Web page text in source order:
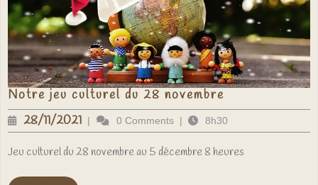
Notre jeu culturel du 28 novembreNotre
culturel
du
28
novembre
28/11/202128/11/2021
| 0 Comments | 8h30
Jeu culturel du 28 novembre au 5 décembre 8 heures